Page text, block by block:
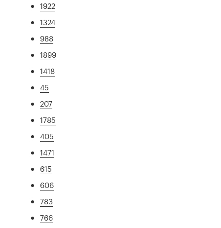
1922
1324
988
1899
1418
45
207
1785
405
1471
615
606
783
766